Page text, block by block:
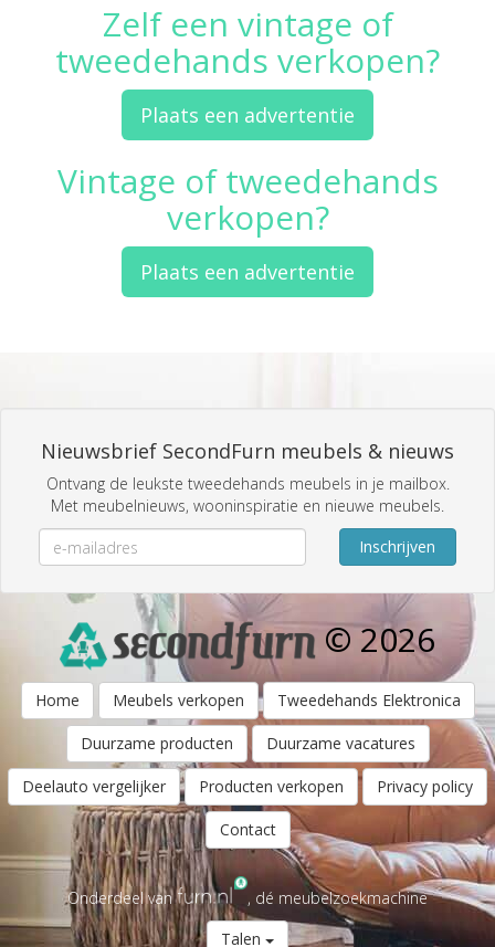
Zelf een vintage of
tweedehands verkopen?
Plaats een advertentie
Vintage of tweedehands
verkopen?
Plaats een advertentie
Nieuwsbrief SecondFurn meubels & nieuws
Ontvang de leukste tweedehands meubels in je mailbox.
Met meubelnieuws, wooninspiratie en nieuwe meubels.
Inschrijven
© 2026
Home Meubels verkopen Tweedehands Elektronica
Duurzame producten Duurzame vacatures
Deelauto vergelijker Producten verkopen Privacy policy
Contact
Onderdeel van
, dé meubelzoekmachine
Talen